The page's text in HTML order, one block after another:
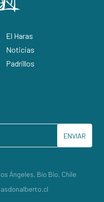
El Haras
Noticias
Padrillos
ENVIAR
Ángeles, Bío Bío, Chile